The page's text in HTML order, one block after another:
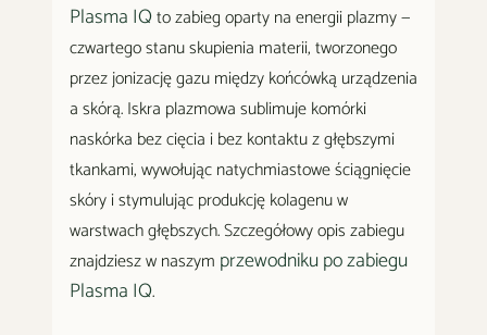
Plasma IQto zabieg oparty na energii plazmy —
czwartego stanu skupienia materii, tworzonego
przez jonizację gazu między końcówką urządzenia
a skórą. Iskra plazmowa sublimuje komórki
naskórka bez cięcia i bez kontaktu z głębszymi
tkankami, wywołując natychmiastowe ściągnięcie
skóry i stymulując produkcję kolagenu w
warstwach głębszych. Szczegółowy opis zabiegu
znajdziesz w naszym przewodniku po zabiegu
Plasma IQ.